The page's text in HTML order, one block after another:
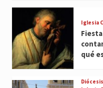
Iglesia
qué